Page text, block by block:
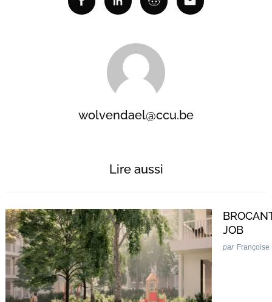
FacebookLinkedinRedditEmail
wolvendael@ccu.be
Lire aussi
JOB
par Françoise